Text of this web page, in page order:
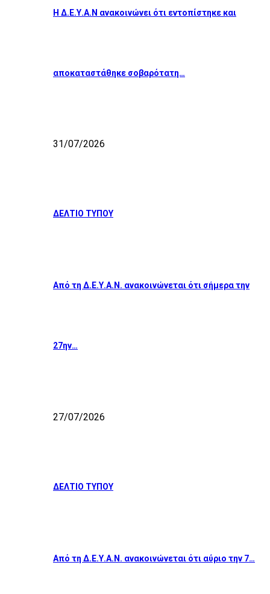
Η Δ.Ε.Υ.Α.Ν ανακοινώνει ότι εντοπίστηκε και
αποκαταστάθηκε σοβαρότατη…
31/07/2026
ΔΕΛΤΙΟ ΤΥΠΟΥ
Από τη Δ.Ε.Υ.Α.Ν. ανακοινώνεται ότι σήμερα την
27ην…
27/07/2026
ΔΕΛΤΙΟ ΤΥΠΟΥ
Από τη Δ.Ε.Υ.Α.Ν. ανακοινώνεται ότι αύριο την 7…